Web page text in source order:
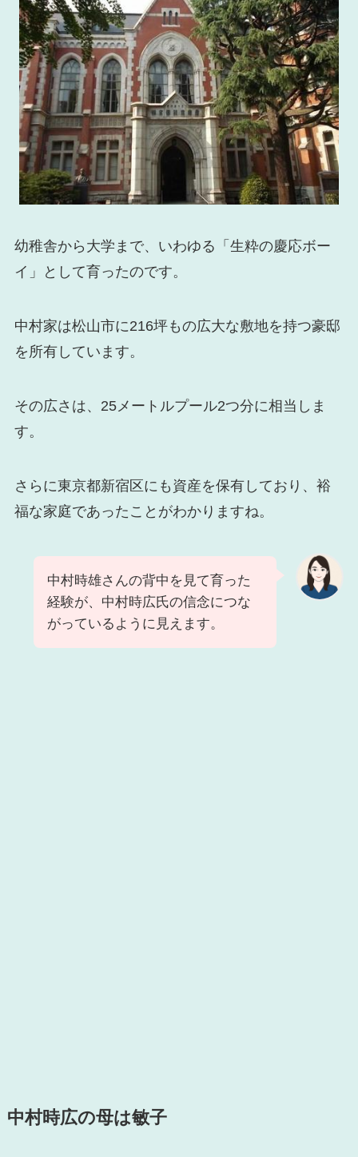
幼稚舎から大学まで、いわゆる「生粋の慶応ボー
イ」として育ったのです。
中村家は松山市に216坪もの広大な敷地を持つ豪邸
を所有しています。
その広さは、25メートルプール2つ分に相当しま
す。
さらに東京都新宿区にも資産を保有しており、裕
福な家庭であったことがわかりますね。
中村時雄さんの背中を見て育った
経験が、中村時広氏の信念につな
がっているように見えます。
中村時広の母は敏子